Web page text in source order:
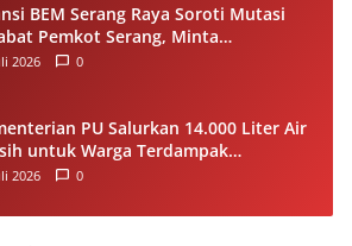
BEM Serang Raya Soroti Mutasi
Pemkot Serang, Minta
Jabatan Berbasis
2026 0
PU Salurkan 14.000 Liter Air
untuk Warga Terdampak
di Seram Bagian Timur
2026 0